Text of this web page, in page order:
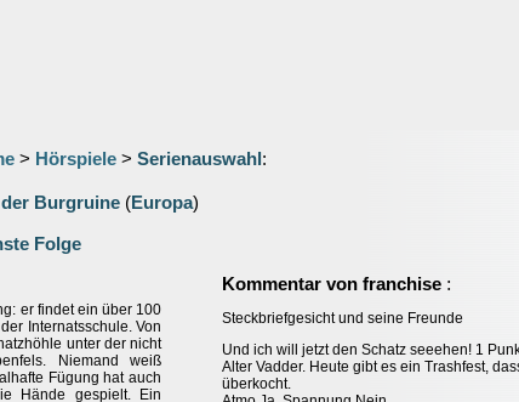
> Hörspiele > Serienauswahl :
der Burgruine (Europa)
Folge
er findet ein über 100
Internatsschule. Von
unter der nicht
Niemand weiß
Fügung hat auch
Hände gespielt. Ein
Kommentar von franchise :
Steckbriefgesicht und seine Freunde
Und ich will jetzt den Schatz seeehen! 1
Alter Vadder. Heute gibt es ein Trashfest,
überkocht.